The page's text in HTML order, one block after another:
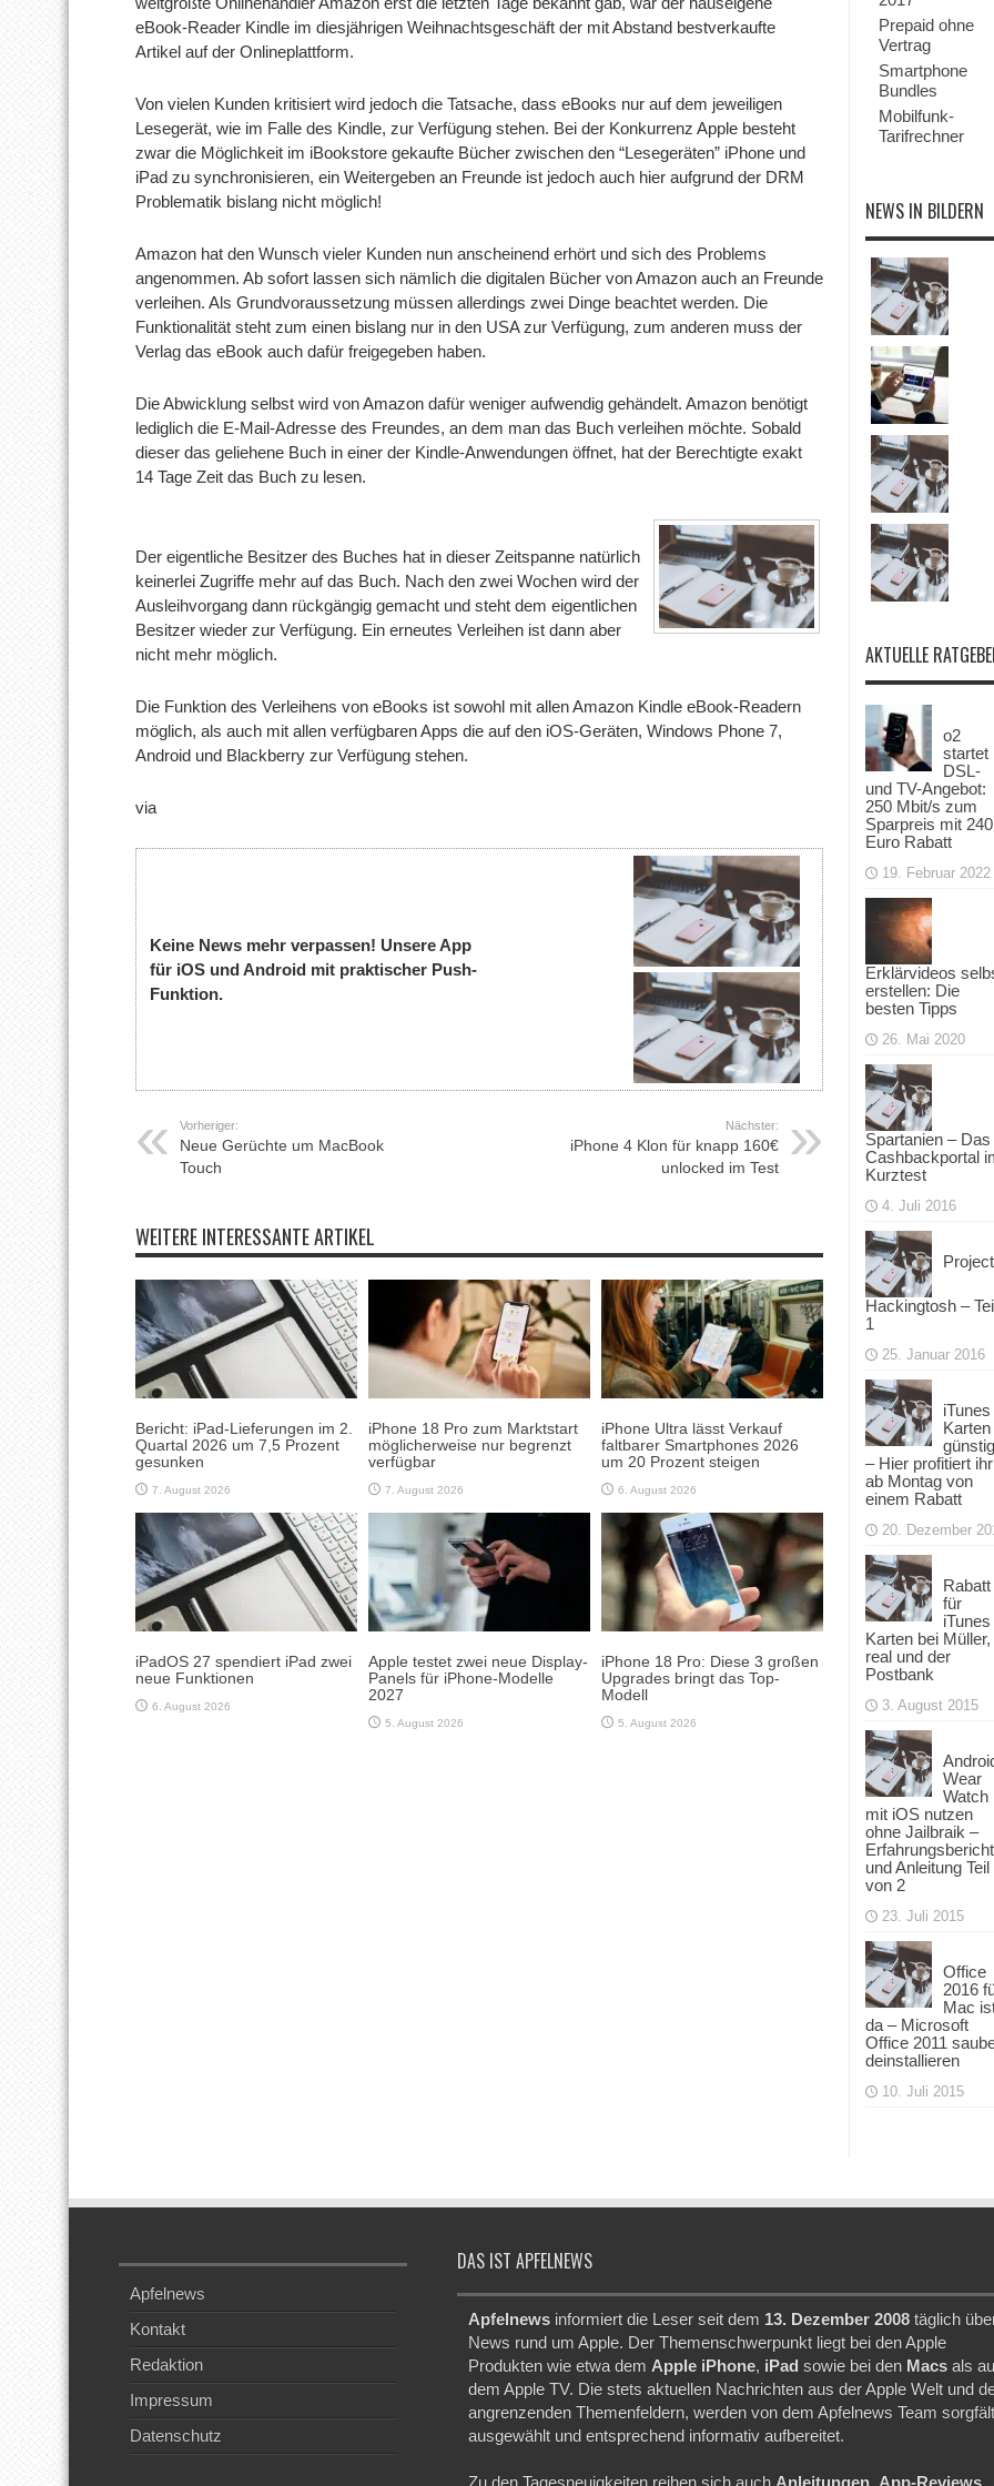
auch
eBook-Reader Kindle im diesjährigen Weihnachtsgeschäft der mit Abstand bestverkaufte
Artikel auf der Onlineplattform.
Von vielen Kunden kritisiert wird jedoch die Tatsache, dass eBooks nur auf dem jeweiligen
Lesegerät, wie im Falle des Kindle, zur Verfügung stehen. Bei der Konkurrenz Apple besteht
zwar die Möglichkeit im iBookstore gekaufte Bücher zwischen den “Lesegeräten” iPhone und
iPad zu synchronisieren, ein Weitergeben an Freunde ist jedoch auch hier aufgrund der DRM
Problematik bislang nicht möglich!
Amazon hat den Wunsch vieler Kunden nun anscheinend erhört und sich des Problems
angenommen. Ab sofort lassen sich nämlich die digitalen Bücher von Amazon auch an Freunde
verleihen. Als Grundvoraussetzung müssen allerdings zwei Dinge beachtet werden. Die
Funktionalität steht zum einen bislang nur in den USA zur Verfügung, zum anderen muss der
Verlag das eBook auch dafür freigegeben haben.
Die Abwicklung selbst wird von Amazon dafür weniger aufwendig gehändelt. Amazon benötigt
lediglich die E-Mail-Adresse des Freundes, an dem man das Buch verleihen möchte. Sobald
dieser das geliehene Buch in einer der Kindle-Anwendungen öffnet, hat der Berechtigte exakt
14 Tage Zeit das Buch zu lesen.
Der eigentliche Besitzer des Buches hat in dieser Zeitspanne natürlich
keinerlei Zugriffe mehr auf das Buch. Nach den zwei Wochen wird der
Ausleihvorgang dann rückgängig gemacht und steht dem eigentlichen
Besitzer wieder zur Verfügung. Ein erneutes Verleihen ist dann aber
nicht mehr möglich.
Die Funktion des Verleihens von eBooks ist sowohl mit allen Amazon Kindle eBook-Readern
möglich, als auch mit allen verfügbaren Apps die auf den iOS-Geräten, Windows Phone 7,
Android und Blackberry zur Verfügung stehen.
via
Keine News mehr verpassen! Unsere App
für iOS und Android mit praktischer Push-
Funktion.
Vorheriger:
Neue Gerüchte um MacBook
Touch
Nächster:
iPhone 4 Klon für knapp 160€
unlocked im Test
WEITERE INTERESSANTE ARTIKEL
Bericht: iPad-Lieferungen im 2.
Quartal 2026 um 7,5 Prozent
gesunken
7. August 2026
iPhone 18 Pro zum Marktstart
möglicherweise nur begrenzt
verfügbar
7. August 2026
iPhone Ultra lässt Verkauf
faltbarer Smartphones 2026
um 20 Prozent steigen
6. August 2026
iPadOS 27 spendiert iPad zwei
neue Funktionen
6. August 2026
Apple testet zwei neue Display-
Panels für iPhone-Modelle
2027
5. August 2026
iPhone 18 Pro: Diese 3 großen
Upgrades bringt das Top-
Modell
5. August 2026
Prepaid ohne
Vertrag
Smartphone
Bundles
Mobilfunk-
Tarifrechner
NEWS IN BILDERN
AKTUELLE
o2
startet
DSL-
und TV-Angebot:
250 Mbit/s zum
Sparpreis mit 240
Euro Rabatt
19. Februar 2022
Erklärvideos
erstellen: Die
besten Tipps
26. Mai 2020
Spartanien – Das
Cashbackportal
Kurztest
4. Juli 2016
Project
Hackingtosh –
1
25. Januar 2016
iTunes
Karten
– Hier profitiert ihr
ab Montag von
einem Rabatt
20. Dezember
Rabatt
für
iTunes
Karten bei Müller,
real und der
Postbank
3. August 2015
Wear
Watch
mit iOS nutzen
ohne Jailbraik –
Erfahrungsbericht
und Anleitung Teil
von 2
23. Juli 2015
Office
2016
Mac
da – Microsoft
Office 2011
deinstallieren
10. Juli 2015
Apfelnews
Kontakt
Redaktion
Impressum
Datenschutz
DAS IST APFELNEWS
Apfelnews informiert die Leser seit dem 13. Dezember 2008 täglich
News rund um Apple. Der Themenschwerpunkt liegt bei den Apple
Produkten wie etwa dem Apple iPhone, iPad sowie bei den Macs als
dem Apple TV. Die stets aktuellen Nachrichten aus der Apple Welt und
angrenzenden Themenfeldern, werden von dem Apfelnews Team
ausgewählt und entsprechend informativ aufbereitet.
Zu den Tagesneuigkeiten reihen sich auch Anleitungen App-Reviews